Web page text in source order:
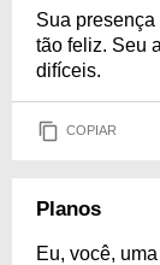
Sua presença
tão feliz. Seu
difíceis.
COPIAR
Planos
Eu, você,